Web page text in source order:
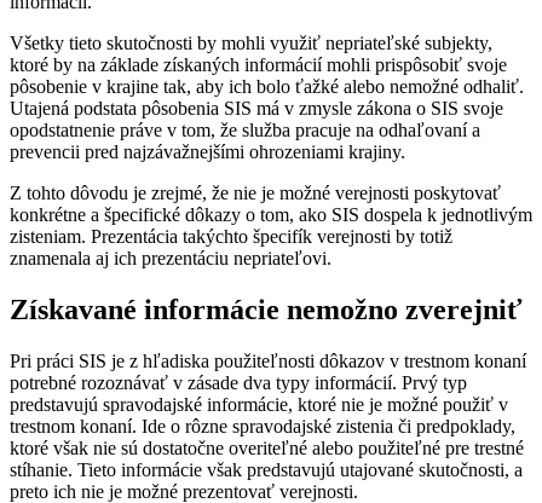
Všetky tieto skutočnosti by mohli využiť nepriateľské subjekty,
ktoré by na základe získaných informácií mohli prispôsobiť svoje
pôsobenie v krajine tak, aby ich bolo ťažké alebo nemožné odhaliť.
Utajená podstata pôsobenia SIS má v zmysle zákona o SIS svoje
opodstatnenie práve v tom, že služba pracuje na odhaľovaní a
prevencii pred najzávažnejšími ohrozeniami krajiny.
Z tohto dôvodu je zrejmé, že nie je možné verejnosti poskytovať
konkrétne a špecifické dôkazy o tom, ako SIS dospela k jednotlivým
zisteniam. Prezentácia takýchto špecifík verejnosti by totiž
znamenala aj ich prezentáciu nepriateľovi.
Získavané informácie nemožno zverejniť
Pri práci SIS je z hľadiska použiteľnosti dôkazov v trestnom konaní
potrebné rozoznávať v zásade dva typy informácií. Prvý typ
predstavujú spravodajské informácie, ktoré nie je možné použiť v
trestnom konaní. Ide o rôzne spravodajské zistenia či predpoklady,
ktoré však nie sú dostatočne overiteľné alebo použiteľné pre trestné
stíhanie. Tieto informácie však predstavujú utajované skutočnosti, a
preto ich nie je možné prezentovať verejnosti.